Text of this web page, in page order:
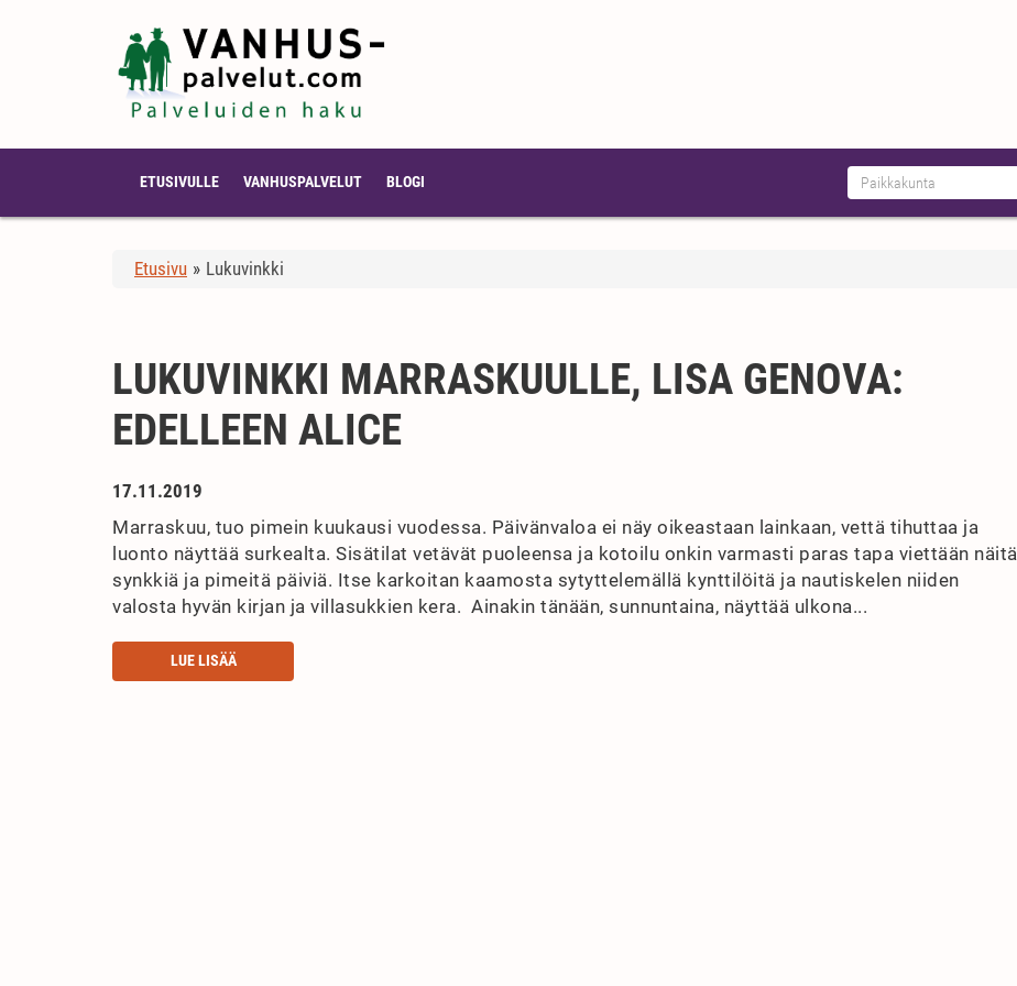
ETUSIVULLE VANHUSPALVELUT BLOGI
Etusivu » Lukuvinkki
LUKUVINKKI MARRASKUULLE, LISA GENOVA:
EDELLEEN ALICE
17.11.2019
Marraskuu, tuo pimein kuukausi vuodessa. Päivänvaloa ei näy oikeastaan lainkaan, vettä tihuttaa ja
luonto näyttää surkealta. Sisätilat vetävät puoleensa ja kotoilu onkin varmasti paras tapa viettään näitä
synkkiä ja pimeitä päiviä. Itse karkoitan kaamosta sytyttelemällä kynttilöitä ja nautiskelen niiden
valosta hyvän kirjan ja villasukkien kera. Ainakin tänään, sunnuntaina, näyttää ulkona...
LUE LISÄÄ